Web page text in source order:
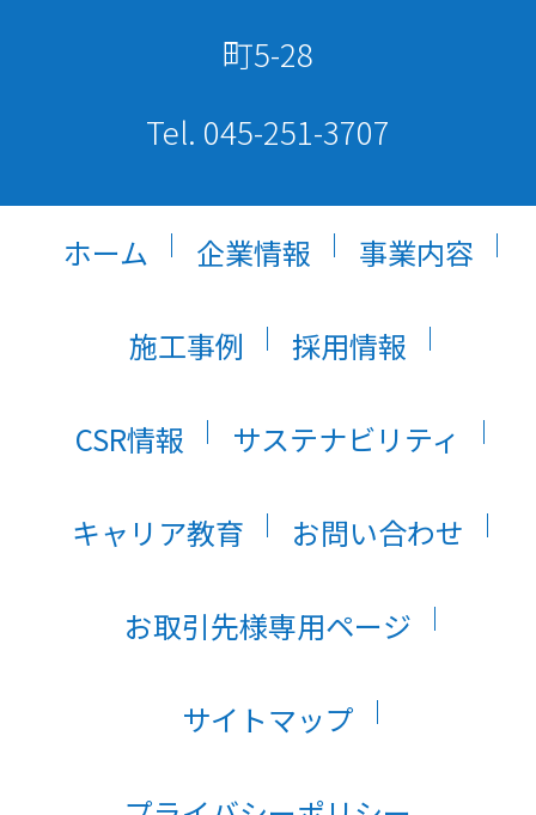
町5-28
Tel. 045-251-3707
ホーム 企業情報 事業内容
施工事例 採用情報
CSR情報 サステナビリティ
キャリア教育 お問い合わせ
お取引先様専用ページ
サイトマップ